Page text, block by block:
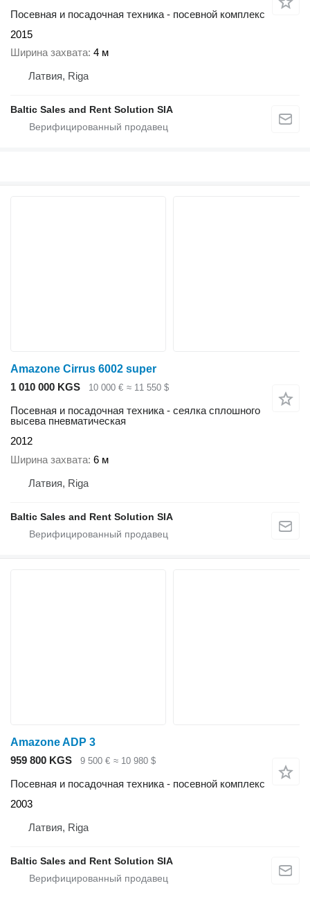
Посевная и посадочная техника - посевной комплекс
2015
Ширина захвата 4 м
Латвия, Riga
Baltic Sales and Rent Solution SIA
Amazone Cirrus 6002 super
1 010 000 KGS
10 000 € ≈ 11 550 $
Посевная и посадочная техника - сеялка сплошного
высева пневматическая
2012
Ширина захвата 6 м
Латвия, Riga
Baltic Sales and Rent Solution SIA
Amazone ADP 3
959 800 KGS
9 500 € ≈ 10 980 $
Посевная и посадочная техника - посевной комплекс
2003
Латвия, Riga
Baltic Sales and Rent Solution SIA